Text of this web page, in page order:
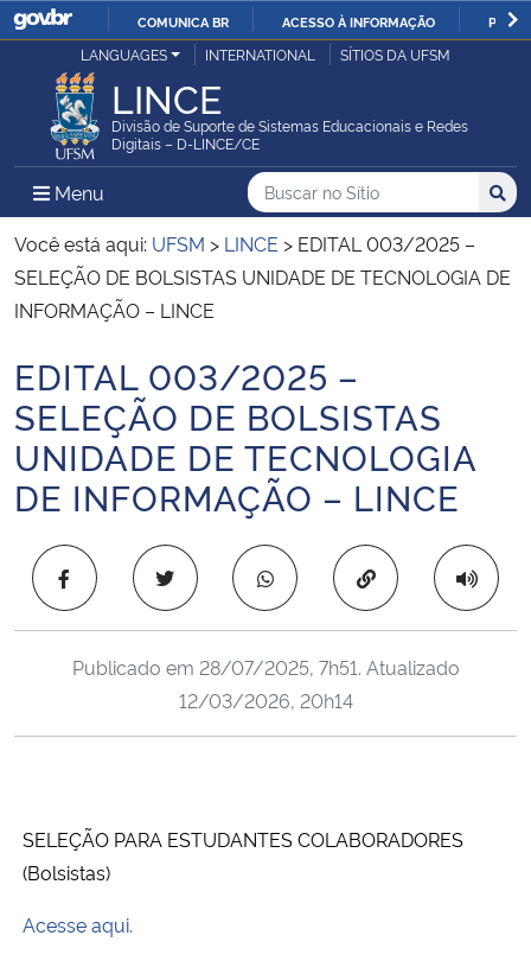
IR
O
COMUNICA BR ACESSO À INFORMAÇÃO
Ministério da Justiça e Segurança Pública
Ministério da Defesa
Ministério das Relações Exteriores
Ministério da Economia
Ministério da Infraestrutura
Ministério da Agricultura, Pecuária e Abastecimento
Ministério da Educação
Ministério da Cidadania
Ministério da Saúde
Ministério de Minas e Energia
Ministério da Ciência, Tecnologia, Inovações e Comunicações
Ministério do Turismo
Ministério do Desenvolvimento Regional
LANGUAGES INTERNATIONAL SÍTIOS DA UFSM
LINCE
Divisão de Suporte de Sistemas Educacionais e Redes
Digitais – D-LINCE/CE
Menu Menu Principal do Sítio
Busca
Buscar no no Sítio
Busca:
Você está aqui: UFSM > LINCE > EDITAL 003/2025 –
SELEÇÃO DE BOLSISTAS UNIDADE DE TECNOLOGIA DE
INFORMAÇÃO – LINCE
Início do conteúdo
EDITAL 003/2025 –
SELEÇÃO DE BOLSISTAS
UNIDADE DE TECNOLOGIA
DE INFORMAÇÃO – LINCE
Copiar para área
Publicado em 28/07/2025, 7h51. Atualizado
12/03/2026, 20h14
SELEÇÃO PARA ESTUDANTES COLABORADORES
(Bolsistas)
Acesse aqui.